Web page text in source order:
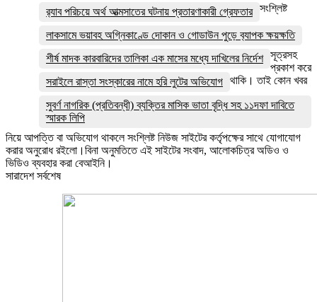
র‌্যাব পরিচয়ে অর্থ আত্মসাতের ঘটনায় প্রতারণাকারী গ্রেফতার
লাকসামে ভয়াবহ অগ্নিকাণ্ডে দোকান ও গোডাউন পুড়ে ব‍্যাপক ক্ষয়ক্ষতি
শীর্ষ মাদক কারবারিদের তালিকা এক মাসের মধ্যে দাখিলের নির্দেশ
সরাইলে রাস্তা সংস্কারের নামে হরি লুটের অভিযোগ
সুবর্ণ নাগরিক (প্রতিবন্ধী) ব্যক্তির মাসিক ভাতা বৃদ্ধি সহ ১১দফা দাবিতে
স্মারক লিপি
সংশ্লিষ্ট
সূত্রসহ
প্রকাশ করে
থাকি। তাই কোন খবর
নিয়ে আপত্তি বা অভিযোগ থাকলে সংশ্লিষ্ট নিউজ সাইটের কর্তৃপক্ষের সাথে যোগাযোগ
করার অনুরোধ রইলো।বিনা অনুমতিতে এই সাইটের সংবাদ, আলোকচিত্র অডিও ও
ভিডিও ব্যবহার করা বেআইনি।
সারাদেশ সর্বশেষ